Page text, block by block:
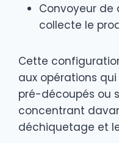
Convoyeur de
collecte le
Cette
aux opérations
pré-découpés ou
concentrant
déchiquetage et